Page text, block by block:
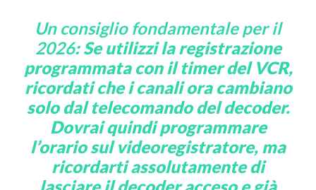
Un consiglio fondamentale per il
2026: Se utilizzi la registrazione
programmata con il timer del VCR,
ricordati che i canali ora cambiano
solo dal telecomando del decoder.
Dovrai quindi programmare
l’orario sul videoregistratore, ma
ricordarti assolutamente di